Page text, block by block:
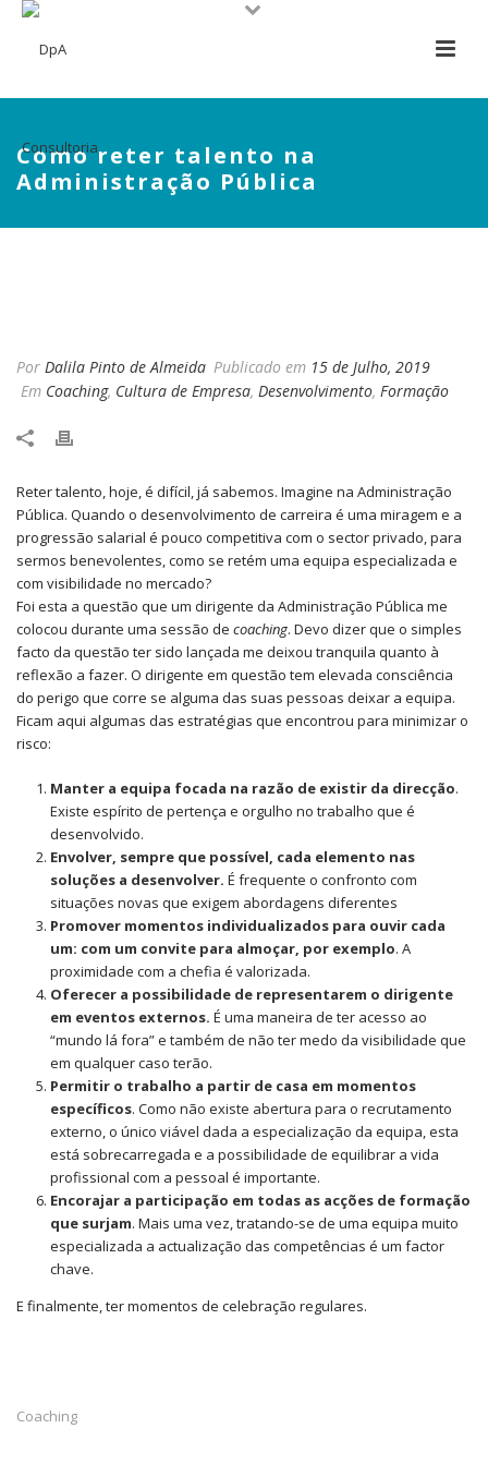
Como reter talento na
Administração Pública
Por Dalila Pinto de Almeida Publicado em 15 de Julho, 2019
Em Coaching, Cultura de Empresa, Desenvolvimento, Formação
Reter talento, hoje, é difícil, já sabemos. Imagine na Administração
Pública. Quando o desenvolvimento de carreira é uma miragem e a
progressão salarial é pouco competitiva com o sector privado, para
sermos benevolentes, como se retém uma equipa especializada e
com visibilidade no mercado?
Foi esta a questão que um dirigente da Administração Pública me
colocou durante uma sessão de coaching. Devo dizer que o simples
facto da questão ter sido lançada me deixou tranquila quanto à
reflexão a fazer. O dirigente em questão tem elevada consciência
do perigo que corre se alguma das suas pessoas deixar a equipa.
Ficam aqui algumas das estratégias que encontrou para minimizar o
risco:
Manter a equipa focada na razão de existir da direcção.
Existe espírito de pertença e orgulho no trabalho que é
desenvolvido.
Envolver, sempre que possível, cada elemento nas
soluções a desenvolver. É frequente o confronto com
situações novas que exigem abordagens diferentes
Promover momentos individualizados para ouvir cada
um: com um convite para almoçar, por exemplo. A
proximidade com a chefia é valorizada.
Oferecer a possibilidade de representarem o dirigente
em eventos externos. É uma maneira de ter acesso ao
“mundo lá fora” e também de não ter medo da visibilidade que
em qualquer caso terão.
Permitir o trabalho a partir de casa em momentos
específicos. Como não existe abertura para o recrutamento
externo, o único viável dada a especialização da equipa, esta
está sobrecarregada e a possibilidade de equilibrar a vida
profissional com a pessoal é importante.
Encorajar a participação em todas as acções de formação
que surjam. Mais uma vez, tratando-se de uma equipa muito
especializada a actualização das competências é um factor
chave.
E finalmente, ter momentos de celebração regulares.
Coaching